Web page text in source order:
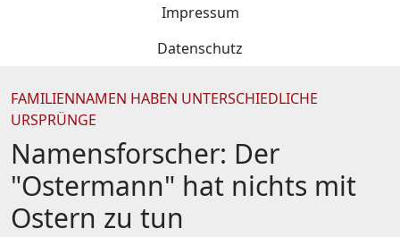
Impressum
Datenschutz
FAMILIENNAMEN HABEN UNTERSCHIEDLICHE
URSPRÜNGE
Namensforscher: Der
"Ostermann" hat nichts mit
Ostern zu tun